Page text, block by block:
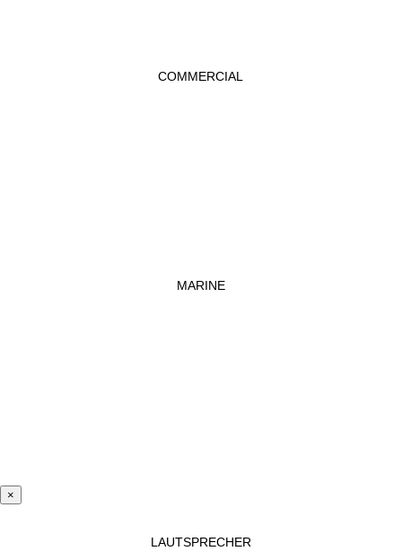
COMMERCIAL
MARINE
×
LAUTSPRECHER